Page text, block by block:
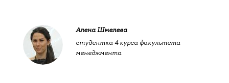
Алена Шмелева
студентка 4 курса факультета
менеджмента